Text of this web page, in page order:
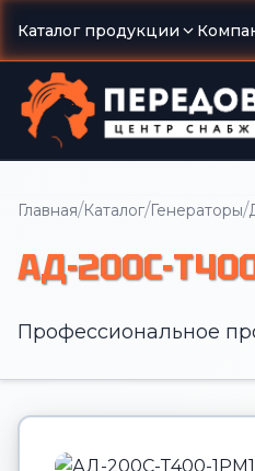
Каталог продукции
Главная/Каталог/Генераторы/
АД-200С-
Профессиональное